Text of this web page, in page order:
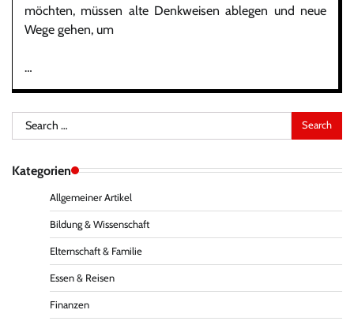
möchten, müssen alte Denkweisen ablegen und neue
Wege gehen, um
…
Search
for:
Kategorien
Allgemeiner Artikel
Bildung & Wissenschaft
Elternschaft & Familie
Essen & Reisen
Finanzen